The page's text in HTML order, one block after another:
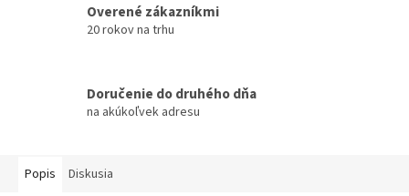
Overené zákazníkmi
20 rokov na trhu
Doručenie do druhého dňa
na akúkoľvek adresu
Popis Diskusia